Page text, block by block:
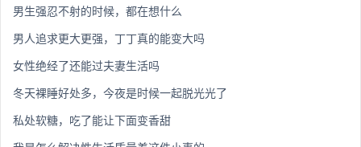
男生强忍不射的时候，都在想什么
男人追求更大更强，丁丁真的能变大吗
女性绝经了还能过夫妻生活吗
冬天裸睡好处多，今夜是时候一起脱光光了
私处软糖，吃了能让下面变香甜